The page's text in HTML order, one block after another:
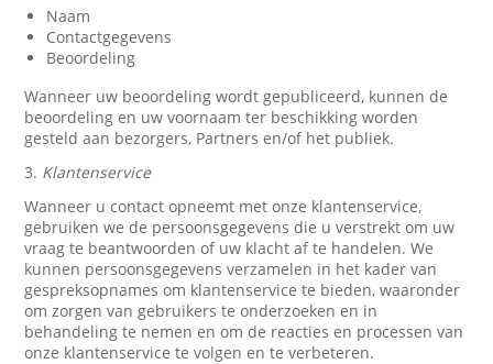
Naam
Contactgegevens
Beoordeling
Wanneer uw beoordeling wordt gepubliceerd, kunnen de
beoordeling en uw voornaam ter beschikking worden
gesteld aan bezorgers, Partners en/of het publiek.
3. Klantenservice
Wanneer u contact opneemt met onze klantenservice,
gebruiken we de persoonsgegevens die u verstrekt om uw
vraag te beantwoorden of uw klacht af te handelen. We
kunnen persoonsgegevens verzamelen in het kader van
gespreksopnames om klantenservice te bieden, waaronder
om zorgen van gebruikers te onderzoeken en in
behandeling te nemen en om de reacties en processen van
onze klantenservice te volgen en te verbeteren.